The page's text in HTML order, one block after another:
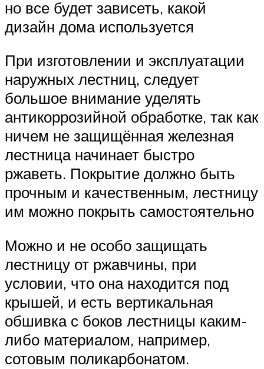
но все будет зависеть, какой
дизайн дома используется
При изготовлении и эксплуатации
наружных лестниц, следует
большое внимание уделять
антикоррозийной обработке, так как
ничем не защищённая железная
лестница начинает быстро
ржаветь. Покрытие должно быть
прочным и качественным, лестницу
им можно покрыть самостоятельно
Можно и не особо защищать
лестницу от ржавчины, при
условии, что она находится под
крышей, и есть вертикальная
обшивка с боков лестницы каким-
либо материалом, например,
сотовым поликарбонатом.